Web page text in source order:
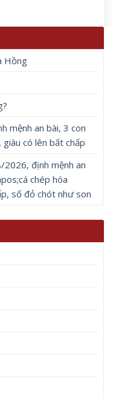
Hồng
mệnh an bài, 3 con
có lên bất chấp
định mệnh an
chép hóa
số đỏ chót như son